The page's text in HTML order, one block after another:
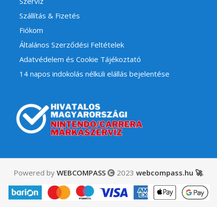
Szállítás & Fizetés
Fiókom
Általános Szerződési Feltételek
Adatvédelem és Cookie Tájékoztató
14 napos indokolás nélküli elállás bejelentése
Powered by WEBCOMPASS 2023 webcompass.hu 🚀.